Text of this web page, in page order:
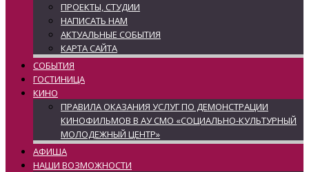
ПРОЕКТЫ, СТУДИИ
НАПИСАТЬ НАМ
АКТУАЛЬНЫЕ СОБЫТИЯ
КАРТА САЙТА
СОБЫТИЯ
ГОСТИНИЦА
КИНО
ПРАВИЛА ОКАЗАНИЯ УСЛУГ ПО ДЕМОНСТРАЦИИ
КИНОФИЛЬМОВ В АУ СМО «СОЦИАЛЬНО-КУЛЬТУРНЫЙ
МОЛОДЕЖНЫЙ ЦЕНТР»
АФИША
НАШИ ВОЗМОЖНОСТИ